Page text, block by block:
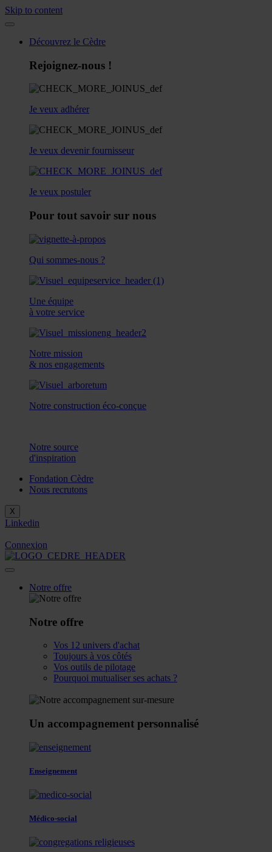
Skip to content
Découvrez le Cèdre
Rejoignez-nous !
Je veux adhérer
Je veux devenir fournisseur
Je veux postuler
Pour tout savoir sur nous
Qui sommes-nous ?
Une équipe
à votre service
Notre mission
& nos engagements
Notre construction éco-conçue
Notre source
d'inspiration
Fondation Cèdre
Nous recrutons
X
Linkedin
Connexion
Notre offre
Notre offre
Vos 12 univers d'achat
Toujours à vos côtés
Vos outils de pilotage
Pourquoi mutualiser ses achats ?
Un accompagnement personnalisé
Enseignement
Médico-social